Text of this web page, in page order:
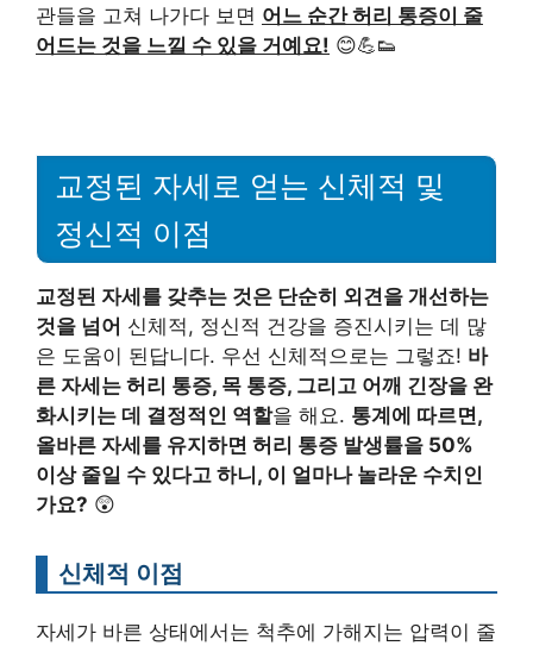
관들을 고쳐 나가다 보면 어느 순간 허리 통증이 줄
어드는 것을 느낄 수 있을 거예요! 😊💪👟
교정된 자세로 얻는 신체적 및
정신적 이점
교정된 자세를 갖추는 것은 단순히 외견을 개선하는
것을 넘어 신체적, 정신적 건강을 증진시키는 데 많
은 도움이 된답니다. 우선 신체적으로는 그렇죠! 바
른 자세는 허리 통증, 목 통증, 그리고 어깨 긴장을 완
화시키는 데 결정적인 역할을 해요. 통계에 따르면,
올바른 자세를 유지하면 허리 통증 발생률을 50%
이상 줄일 수 있다고 하니, 이 얼마나 놀라운 수치인
가요? 😲
신체적 이점
자세가 바른 상태에서는 척추에 가해지는 압력이 줄